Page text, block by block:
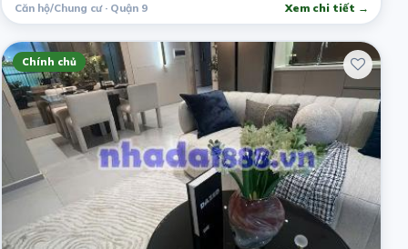
Căn hộ/Chung cư · Quận 9 Xem chi tiết →
Chính chủ